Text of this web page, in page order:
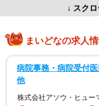
↓ スク
まいどなの求人
病院事務・病院受付
他
株式会社アソウ・ヒュー